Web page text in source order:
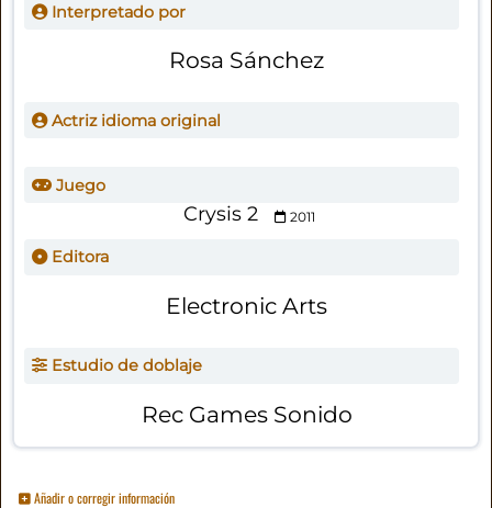
Interpretado por
Rosa Sánchez
Actriz idioma original
Juego
Crysis 2 2011
Editora
Electronic Arts
Estudio de doblaje
Rec Games Sonido
Añadir o corregir información